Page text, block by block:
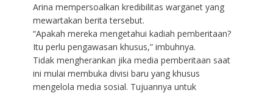
Arina mempersoalkan kredibilitas warganet yang
mewartakan berita tersebut.
“Apakah mereka mengetahui kadiah pemberitaan?
Itu perlu pengawasan khusus,” imbuhnya.
Tidak mengherankan jika media pemberitaan saat
ini mulai membuka divisi baru yang khusus
mengelola media sosial. Tujuannya untuk